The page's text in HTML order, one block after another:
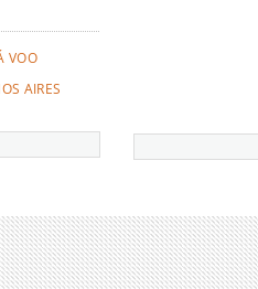
VOO
AIRES